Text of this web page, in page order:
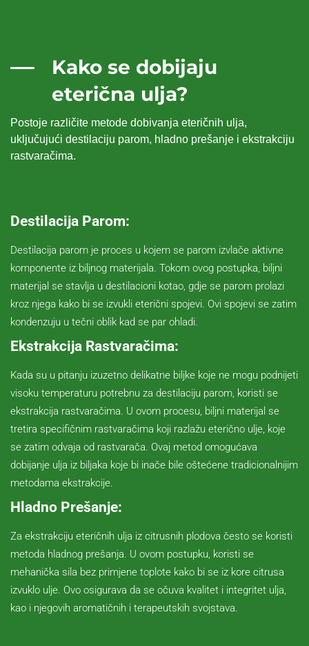
Kako se dobijaju
eterična ulja?
Postoje različite metode dobivanja eteričnih ulja,
uključujući destilaciju parom, hladno prešanje i ekstrakciju
rastvaračima.
Destilacija Parom:
Destilacija parom je proces u kojem se parom izvlače aktivne
komponente iz biljnog materijala. Tokom ovog postupka, biljni
materijal se stavlja u destilacioni kotao, gdje se parom prolazi
kroz njega kako bi se izvukli eterični spojevi. Ovi spojevi se zatim
kondenzuju u tečni oblik kad se par ohladi.
Ekstrakcija Rastvaračima:
Kada su u pitanju izuzetno delikatne biljke koje ne mogu podnijeti
visoku temperaturu potrebnu za destilaciju parom, koristi se
ekstrakcija rastvaračima. U ovom procesu, biljni materijal se
tretira specifičnim rastvaračima koji razlažu eterično ulje, koje
se zatim odvaja od rastvarača. Ovaj metod omogućava
dobijanje ulja iz biljaka koje bi inače bile oštećene tradicionalnijim
metodama ekstrakcije.
Hladno Prešanje:
Za ekstrakciju eteričnih ulja iz citrusnih plodova često se koristi
metoda hladnog prešanja. U ovom postupku, koristi se
mehanička sila bez primjene toplote kako bi se iz kore citrusa
izvuklo ulje. Ovo osigurava da se očuva kvalitet i integritet ulja,
kao i njegovih aromatičnih i terapeutskih svojstava.